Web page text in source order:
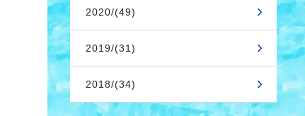
2020/(49)
2019/(31)
2018/(34)